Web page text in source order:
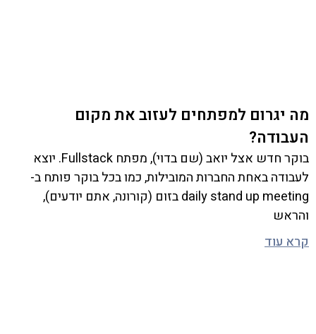
מה יגרום למפתחים לעזוב את מקום
העבודה?
בוקר חדש אצל יואב (שם בדוי), מפתח Fullstack. יוצא
לעבודה באחת החברות המובילות, כמו בכל בוקר פותח ב-
daily stand up meeting בזום (קורונה, אתם יודעים),
והראש
קרא עוד